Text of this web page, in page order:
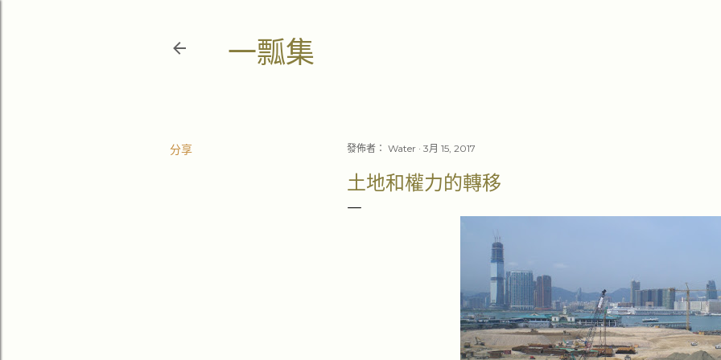
一瓢集
分享 發佈者： Water 3月 15, 2017
土地和權力的轉移